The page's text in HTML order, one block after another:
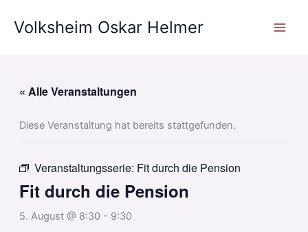
InhaltVolksheim Oskar Helmer
« Alle Veranstaltungen
Diese Veranstaltung hat bereits stattgefunden.
Veranstaltungsserie: Fit durch die Pension
Fit durch die Pension
5. August @ 8:30- 9:30